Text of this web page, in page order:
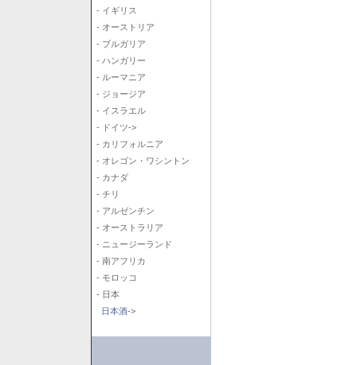
- イギリス
- オーストリア
- ブルガリア
- ハンガリー
- ルーマニア
- ジョージア
- イスラエル
- ドイツ->
- カリフォルニア
- オレゴン・ワシントン
- カナダ
- チリ
- アルゼンチン
- オーストラリア
- ニュージーランド
- 南アフリカ
- モロッコ
- 日本
日本酒->